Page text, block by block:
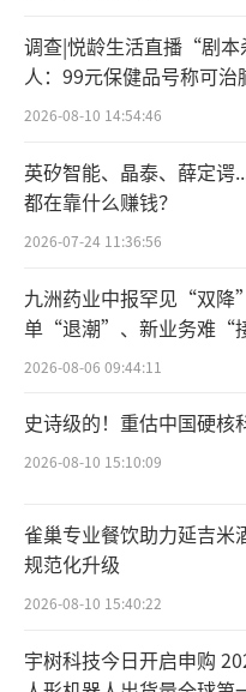
从资金纠纷到品
双方矛盾从资
源集团在声明中指
牌”，向普通代工
全监控体系监督认
顶替”的果汁产品
委派到北京汇源的
布“汇源百分百换
正式开工投产。
汇源这场控制
营，2025年8月20
源集团方的咸晓芳
汉，但汇源内部人
人团队实质上被架
核心环节仍由创始
调查|悦龄生活直播“剧
人：99元保健品号称可治
蛋拉新一年开近两万家店
2026-08-10 14:54:46
英矽智能、晶泰、薛定谔
都在靠什么赚钱？
2026-07-24 11:36:56
九洲药业中报罕见“双降
单“退潮”、新业务难“
难关待闯
2026-08-06 09:44:11
史诗级的！重估中国硬核
2026-08-10 15:10:09
雀巢专业餐饮助力延吉米
规范化升级
2026-08-10 15:40:22
宇树科技今日开启申购